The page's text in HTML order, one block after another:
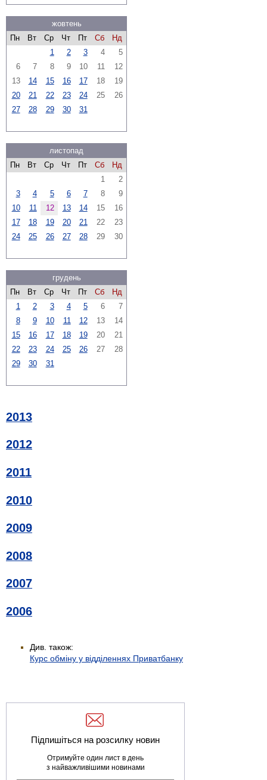
жовтень
Пн
Вт Ср Чт Пт Сб
Нд
1
2 3 4
5
6
7 8 9 10 11
12
13
14 15 16 17 18
19
20
21 22 23 24 25
26
27
28 29 30 31
листопад
Пн
Вт Ср Чт Пт Сб
Нд
1
2
3
4 5 6 7 8
9
10
11 12 13 14 15
16
17
18 19 20 21 22
23
24
25 26 27 28 29 30
грудень
Пн
Вт Ср Чт Пт Сб
Нд
1
2 3 4 5 6
7
8
9 10 11 12 13
14
15
16 17 18 19 20
21
22
23 24 25 26 27
28
29
30 31
2013
2012
2011
2010
2009
2008
2007
2006
Див. також:
Курс обміну у відділеннях Приватбанку
Підпишіться на розсилку новин
Отримуйте один лист в день
з найважливішими новинами